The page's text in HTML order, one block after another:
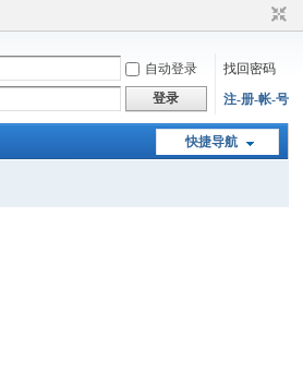
自动登录
找回密码
登录 注-册-帐-号
快捷导航